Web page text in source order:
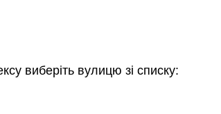
виберіть вулицю зі списку: